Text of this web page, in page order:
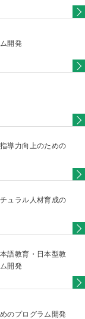
開発
導力向上のための
ュラル人材育成の
語教育・日本型教
開発
のプログラム開発